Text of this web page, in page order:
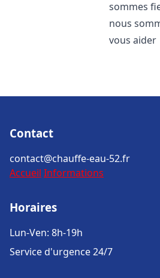
sommes
nous
vous aider
Contact
contact@chauffe-eau-52.fr
Accueil Informations
Horaires
Lun-Ven: 8h-19h
Service d'urgence 24/7